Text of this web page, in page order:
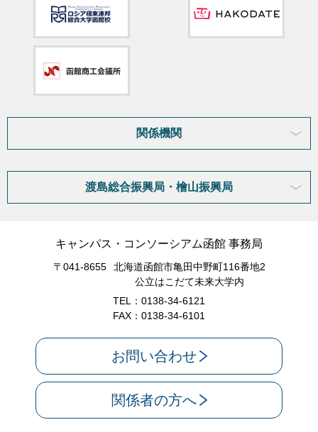
関係機関
渡島総合振興局・檜山振興局
キャンパス・コンソーシアム函館 事務局
〒041-8655
北海道函館市亀田中野町116番地2
公立はこだて未来大学内
TEL：0138-34-6121
FAX：0138-34-6101
お問い合わせ
関係者の方へ